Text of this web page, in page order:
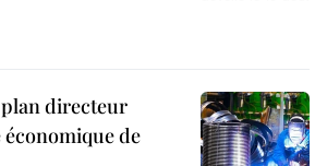
directeur
économique de